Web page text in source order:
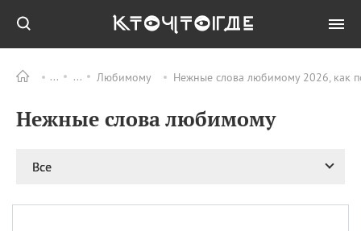
Любимому Нежные слова любимому 2026, как
Нежные слова любимому
Все
ПРАЗДНИКИ Все
09.08 День памяти жертв